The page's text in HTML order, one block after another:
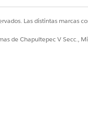
Las distintas marcas
de Chapultepec V Secc.,